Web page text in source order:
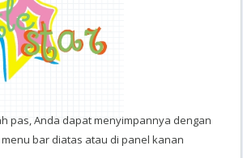
Anda dapat menyimpannya dengan
bar diatas atau di panel kanan